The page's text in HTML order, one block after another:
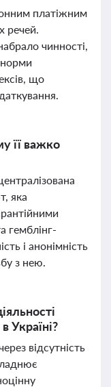
платіжним
речей.
чинності,
норми
що
її важко
яка
гемблінг-
і анонімність
з нею.
Україні?
відсутність